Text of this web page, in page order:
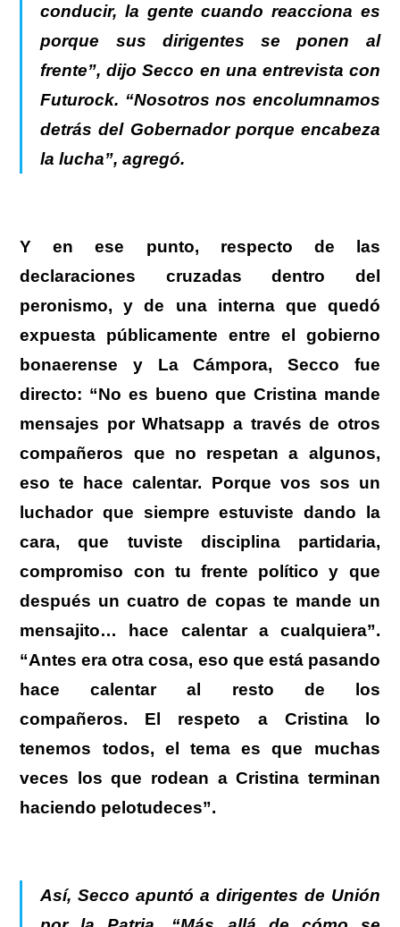
conducir, la gente cuando reacciona es
porque sus dirigentes se ponen al
frente”, dijo Secco en una entrevista con
Futurock. “Nosotros nos encolumnamos
detrás del Gobernador porque encabeza
la lucha”, agregó.
Y en ese punto, respecto de las
declaraciones cruzadas dentro del
peronismo, y de una interna que quedó
expuesta públicamente entre el gobierno
bonaerense y La Cámpora, Secco fue
directo: “No es bueno que Cristina mande
mensajes por Whatsapp a través de otros
compañeros que no respetan a algunos,
eso te hace calentar. Porque vos sos un
luchador que siempre estuviste dando la
cara, que tuviste disciplina partidaria,
compromiso con tu frente político y que
después un cuatro de copas te mande un
mensajito… hace calentar a cualquiera”.
“Antes era otra cosa, eso que está pasando
hace calentar al resto de los
compañeros. El respeto a Cristina lo
tenemos todos, el tema es que muchas
veces los que rodean a Cristina terminan
haciendo pelotudeces”.
Así, Secco apuntó a dirigentes de Unión